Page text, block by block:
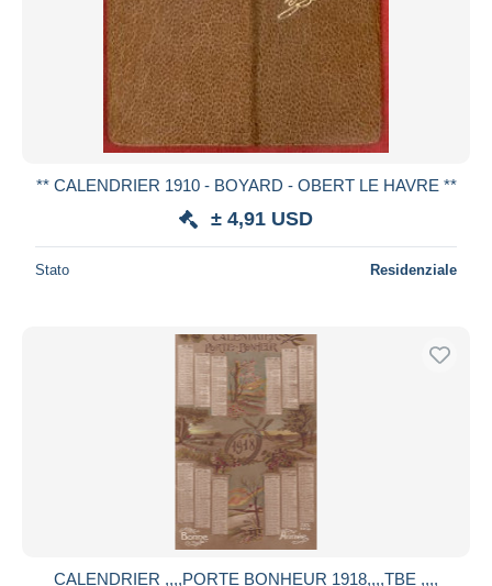
** CALENDRIER 1910 - BOYARD - OBERT LE HAVRE **
± 4,91 USD
Stato Residenziale
CALENDRIER ,,,,PORTE BONHEUR 1918,,,,TBE ,,,,